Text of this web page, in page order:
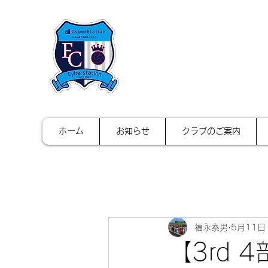
ホーム お知らせ クラブのご案内
【3rd 4
福永泰男 5月11日